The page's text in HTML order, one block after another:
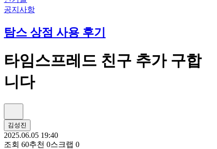
공지사항
탐스 상점 사용 후기
타임스프레드 친구 추가 구합
니다
김성진
2025.06.05 19:40
조회 60추천 0스크랩 0